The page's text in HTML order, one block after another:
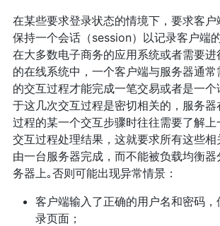
在某些要求登录状态的情境下，要求客
保持一个会话（session）以记录客户端
在大多数电子商务的应用系统或者需要
的在线系统中，一个客户端与服务器通
的交互过程才能完成一笔交易或者是一
于这几次交互过程是密切相关的，服务
过程的某一个交互步骤时往往需要了解
交互过程处理结果，这就要求所有这些
由一台服务器完成，而不能被负载均衡器
务器上｡否则可能出现异常情景：
客户端输入了正确的用户名和密码
录页面；